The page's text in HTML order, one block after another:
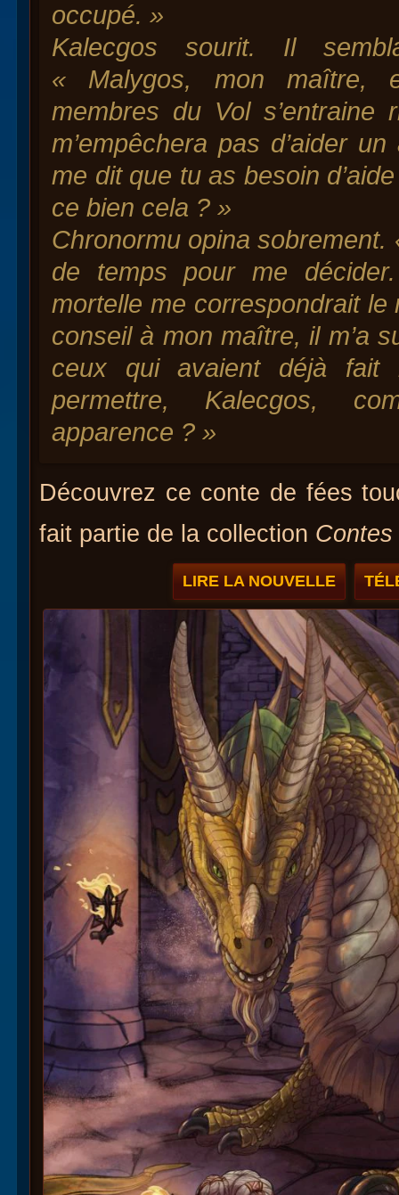
occupé. »
Kalecgos sourit. Il
« Malygos, mon maître,
membres du Vol s’entraine
m’empêchera pas d’aider
me dit que tu as besoin
ce bien cela ? »
Chronormu opina
de temps pour me
mortelle me correspondrait le
conseil à mon maître, il m’a
ceux qui avaient déjà
permettre, Kalecgos,
apparence ? »
Découvrez ce conte de fées
fait partie de la collection Contes
LIRE LA NOUVELLE